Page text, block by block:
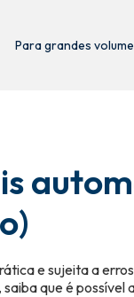
Para grandes
e sujeita a
que é